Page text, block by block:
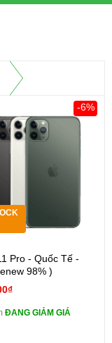
Pro - Quốc Tế -
98% )
-6%
ĐANG GIẢM GIÁ